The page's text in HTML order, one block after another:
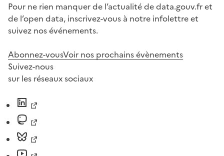
Pour ne rien manquer de l’actualité de data.gouv.fr et
de l’open data, inscrivez-vous à notre infolettre et
suivez nos événements.
Abonnez-vousVoir nos prochains évènements
Suivez-nous
sur les réseaux sociaux